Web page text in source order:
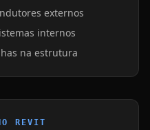
externos
internos
na estrutura
REVIT